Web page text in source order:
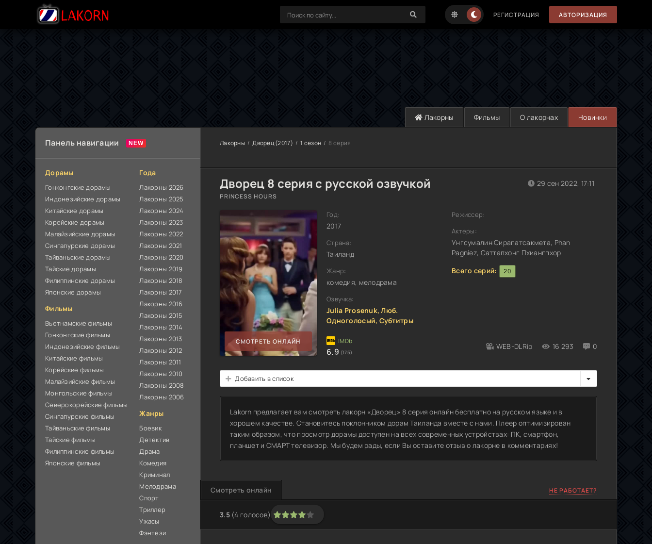
РЕГИСТРАЦИЯ АВТОРИЗАЦИЯ
Лакорны Фильмы О лакорнах Новинки
Панель навигации
Дорамы
Гонконгские дорамы
Индонезийские дорамы
Китайские дорамы
Корейские дорамы
Малайзийские дорамы
Сингапурские дорамы
Тайваньские дорамы
Тайские дорамы
Филиппинские дорамы
Японские дорамы
Фильмы
Вьетнамские фильмы
Гонконгские фильмы
Индонезийские фильмы
Китайские фильмы
Корейские фильмы
Малайзийские фильмы
Монгольские фильмы
Северокорейские фильмы
Сингапурские фильмы
Тайваньские фильмы
Тайские фильмы
Филиппинские фильмы
Японские фильмы
Года
Лакорны 2026
Лакорны 2025
Лакорны 2024
Лакорны 2023
Лакорны 2022
Лакорны 2021
Лакорны 2020
Лакорны 2019
Лакорны 2018
Лакорны 2017
Лакорны 2016
Лакорны 2015
Лакорны 2014
Лакорны 2013
Лакорны 2012
Лакорны 2011
Лакорны 2010
Лакорны 2008
Лакорны 2006
Жанры
Боевик
Детектив
Драма
Комедия
Криминал
Мелодрама
Спорт
Триллер
Ужасы
Фэнтези
Лакорны Дворец (2017) 1 сезон 8 серия
Дворец 8 серия с русской озвучкой
PRINCESS HOURS
СМОТРЕТЬ ОНЛАЙН
Год:
2017
Страна:
Таиланд
Жанр:
комедия, мелодрама
Озвучка:
Julia Prosenuk, Люб.
Одноголосый, Субтитры
6.9 (175)
WEB-DLRip 16 293 0
29 сен 2022, 17:11
Режиссер:
Актеры:
Унгсумалин Сирапатсакмета, Phan
Pagniez, Саттапхонг Пхиангпхор
Всего серий:
20
Добавить в список
Lakorn предлагает вам смотреть лакорн «Дворец» 8 серия онлайн бесплатно на русском языке и в
хорошем качестве. Становитесь поклонником дорам Таиланда вместе с нами. Плеер оптимизирован
таким образом, что просмотр дорамы доступен на всех современных устройствах: ПК, смартфон,
планшет и СМАРТ телевизор. Мы будем рады, если Вы оставите отзыв о лакорне в комментариях!
Смотреть онлайн НЕ РАБОТАЕТ?
3.5(4 голосов)
1 2 3 4 5